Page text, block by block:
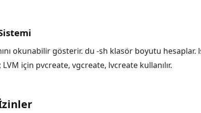
okunabilir gösterir. du -sh klasör boyutu hesaplar.
için pvcreate, vgcreate, lvcreate kullanılır.